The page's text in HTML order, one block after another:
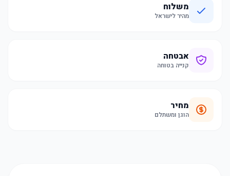
משלוח
מהיר לישראל
אבטחה
קנייה בטוחה
מחיר
הוגן ומשתלם